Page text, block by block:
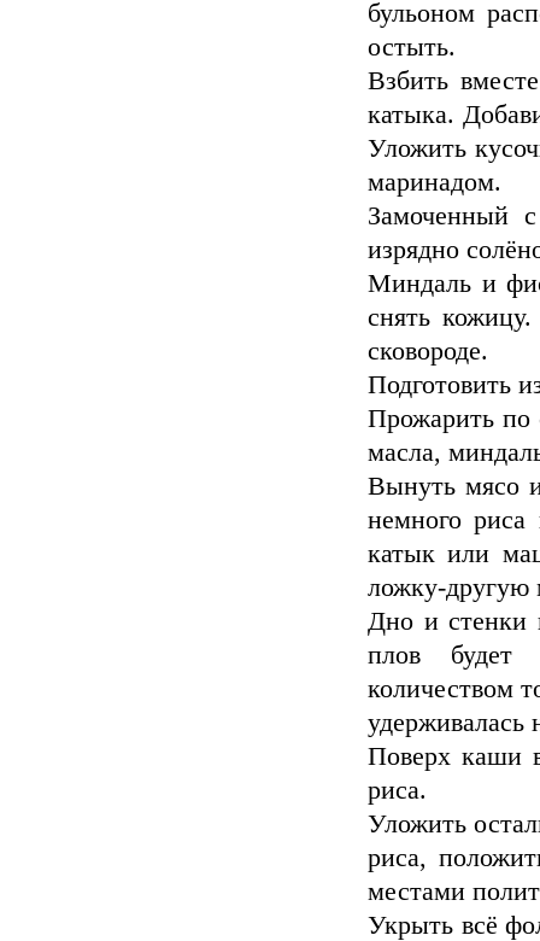
бульоном
остыть.
Взбить
катыка.
Уложить
маринадом.
Замоченный
изрядно
Миндаль и
снять
сковороде.
Подготовить
Прожарить по
масла,
Вынуть мясо
немного
катык или
ложку-другую
Дно и стенки
плов будет
количеством
удерживалась
Поверх каши
риса.
Уложить
риса,
местами
Укрыть всё